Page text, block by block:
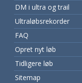
DM i ultra og trail
Ultraløbsrekorder
FAQ
Opret nyt løb
Tidligere løb
Sitemap